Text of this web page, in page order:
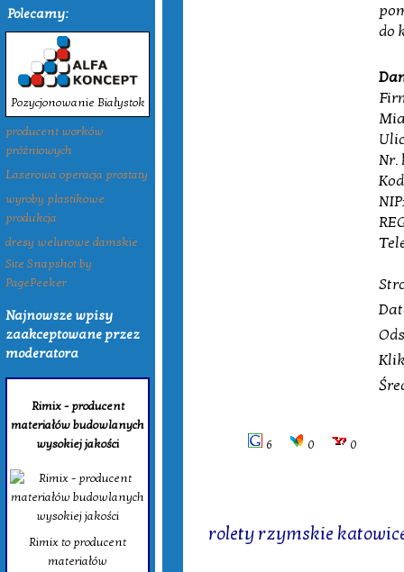
Polecamy:
Pozycjonowanie Białystok
producent worków
próżniowych
Laserowa operacja prostaty
wyroby plastikowe
produkcja
dresy welurowe damskie
Site Snapshot by
PagePeeker
Najnowsze wpisy
zaakceptowane przez
moderatora
Rimix - producent
materiałów budowlanych
wysokiej jakości
Rimix to producent
materiałów
do
Nr.
6 0 0
rolety rzymskie